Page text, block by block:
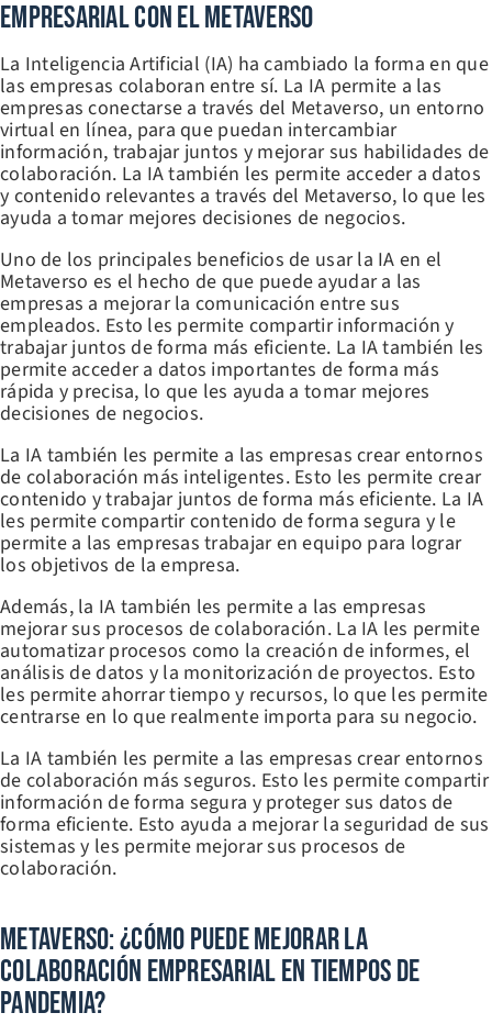
Empresarial Con El Metaverso
La Inteligencia Artificial (IA) ha cambiado la forma en que
las empresas colaboran entre sí. La IA permite a las
empresas conectarse a través del Metaverso, un entorno
virtual en línea, para que puedan intercambiar
información, trabajar juntos y mejorar sus habilidades de
colaboración. La IA también les permite acceder a datos
y contenido relevantes a través del Metaverso, lo que les
ayuda a tomar mejores decisiones de negocios.
Uno de los principales beneficios de usar la IA en el
Metaverso es el hecho de que puede ayudar a las
empresas a mejorar la comunicación entre sus
empleados. Esto les permite compartir información y
trabajar juntos de forma más eficiente. La IA también les
permite acceder a datos importantes de forma más
rápida y precisa, lo que les ayuda a tomar mejores
decisiones de negocios.
La IA también les permite a las empresas crear entornos
de colaboración más inteligentes. Esto les permite crear
contenido y trabajar juntos de forma más eficiente. La IA
les permite compartir contenido de forma segura y le
permite a las empresas trabajar en equipo para lograr
los objetivos de la empresa.
Además, la IA también les permite a las empresas
mejorar sus procesos de colaboración. La IA les permite
automatizar procesos como la creación de informes, el
análisis de datos y la monitorización de proyectos. Esto
les permite ahorrar tiempo y recursos, lo que les permite
centrarse en lo que realmente importa para su negocio.
La IA también les permite a las empresas crear entornos
de colaboración más seguros. Esto les permite compartir
información de forma segura y proteger sus datos de
forma eficiente. Esto ayuda a mejorar la seguridad de sus
sistemas y les permite mejorar sus procesos de
colaboración.
Metaverso: ¿Cómo Puede Mejorar La
Colaboración Empresarial En Tiempos De
Pandemia?